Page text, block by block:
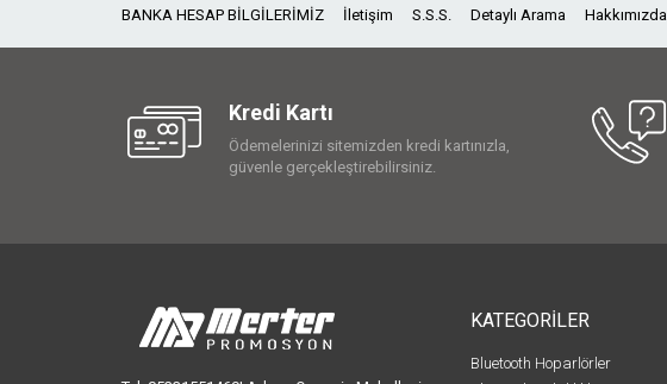
BANKA HESAP BİLGİLERİMİZ İletişim S.S.S. Detaylı Arama Hakkımızda
Kredi Kartı
Ödemelerinizi sitemizden kredi kartınızla,
güvenle gerçekleştirebilirsiniz.
KATEGORİLER
Bluetooth Hoparlörler